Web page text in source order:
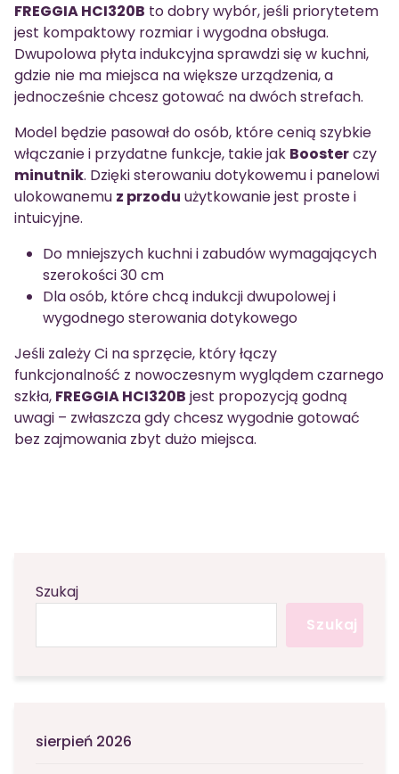
FREGGIA HCI320B to dobry wybór, jeśli priorytetem
jest kompaktowy rozmiar i wygodna obsługa.
Dwupolowa płyta indukcyjna sprawdzi się w kuchni,
gdzie nie ma miejsca na większe urządzenia, a
jednocześnie chcesz gotować na dwóch strefach.
Model będzie pasował do osób, które cenią szybkie
włączanie i przydatne funkcje, takie jak Boosterczy
minutnik. Dzięki sterowaniu dotykowemu i panelowi
ulokowanemu z przodu użytkowanie jest proste i
intuicyjne.
Do mniejszych kuchni i zabudów wymagających
szerokości 30 cm
Dla osób, które chcą indukcji dwupolowej i
wygodnego sterowania dotykowego
Jeśli zależy Ci na sprzęcie, który łączy
funkcjonalność z nowoczesnym wyglądem czarnego
szkła, FREGGIA HCI320B jest propozycją godną
uwagi – zwłaszcza gdy chcesz wygodnie gotować
bez zajmowania zbyt dużo miejsca.
Szukaj
Szukaj
sierpień 2026